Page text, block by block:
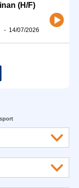
(H/F)
- 14/07/2026